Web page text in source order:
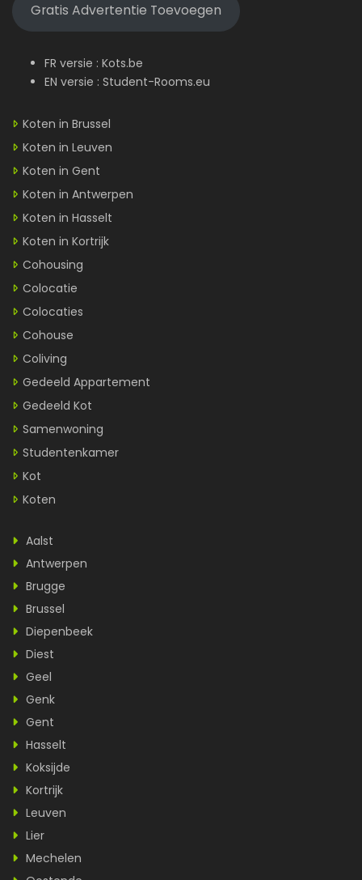
Gratis Advertentie Toevoegen
FR versie : Kots.be
EN versie : Student-Rooms.eu
Koten in Brussel
Koten in Leuven
Koten in Gent
Koten in Antwerpen
Koten in Hasselt
Koten in Kortrijk
Cohousing
Colocatie
Colocaties
Cohouse
Coliving
Gedeeld Appartement
Gedeeld Kot
Samenwoning
Studentenkamer
Kot
Koten
Aalst
Antwerpen
Brugge
Brussel
Diepenbeek
Diest
Geel
Genk
Gent
Hasselt
Koksijde
Kortrijk
Leuven
Lier
Mechelen